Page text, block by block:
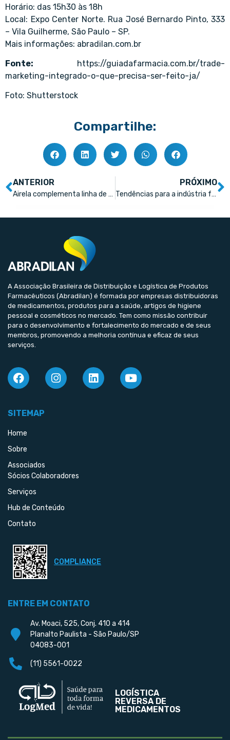
Horário: das 15h30 às 18h
Local: Expo Center Norte. Rua José Bernardo Pinto, 333
– Vila Guilherme, São Paulo – SP.
Mais informações: abradilan.com.br
Fonte:
https://guiadafarmacia.com.br/trade-
marketing-integrado-o-que-precisa-ser-feito-ja/
Foto: Shutterstock
Compartilhe:
ANTERIOR
Airela complementa linha de paracetamol
PRÓXIMO
Tendências para a indústria farmacêutica: como integrar jornada e resultado
A Associação Brasileira de Distribuição e Logística de Produtos
Farmacêuticos (Abradilan) é formada por empresas distribuidoras
de medicamentos, produtos para a saúde, artigos de higiene
pessoal e cosméticos no mercado. Tem como missão contribuir
para o desenvolvimento e fortalecimento do mercado e de seus
membros, promovendo a melhoria contínua e eficaz de seus
serviços.
SITEMAP
Home
Sobre
Associados
Sócios Colaboradores
Serviços
Hub de Conteúdo
Contato
COMPLIANCE
ENTRE EM CONTATO
Av. Moaci, 525, Conj. 410 a 414
Planalto Paulista - São Paulo/SP
04083-001
(11) 5561-0022
LOGÍSTICA
REVERSA DE
MEDICAMENTOS